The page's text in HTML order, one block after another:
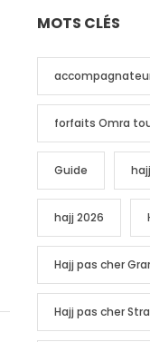
MOTS CLÉS
forfaits Omra
Guide hajj
hajj 2026
Hajj pas cher
Hajj pas cher